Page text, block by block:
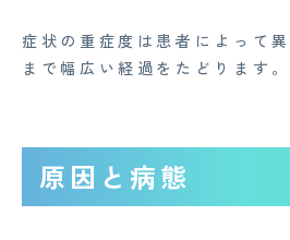
症状の重症度は患者によって
まで幅広い経過をたどります。
原因と病態